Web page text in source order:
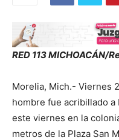
RED 113 MICHOACÁN/
Morelia, Mich.- Viernes
hombre fue acribillado a
este viernes en la
metros de la Plaza San